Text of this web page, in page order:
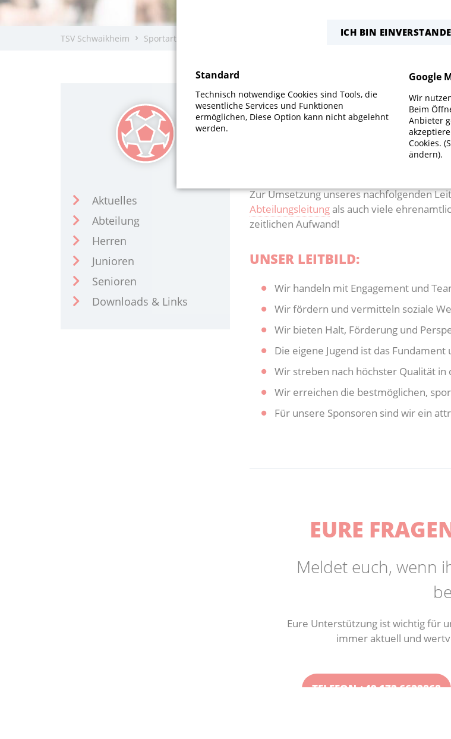
TSV Schwaikheim Sportarten
Aktuelles
Abteilung
Herren
Junioren
Senioren
Downloads & Links
Wir, die Fußballabteilung des TSV
Möglichkeit ihrem Hobby Fußball
Zur Umsetzung unseres nachfolgenden
Abteilungsleitungals auch viele
zeitlichen Aufwand!
UNSER LEITBILD:
Wir handeln mit Engagement und
Wir fördern und vermitteln soziale
Wir bieten Halt, Förderung und
Die eigene Jugend ist das Fundament
Wir streben nach höchster Qualität
Wir erreichen die bestmöglichen,
Für unsere Sponsoren sind wir ein
EURE
Meldet euch, wenn
Eure Unterstützung ist wichtig für
immer aktuell und
TELEFON +49 172 6622868
ICH BIN
Standard
Technisch notwendige Cookies sind Tools, die
wesentliche Services und Funktionen
ermöglichen, Diese Option kann nicht abgelehnt
werden.
Google
Wir
Beim
Anbieter
Cookies.
ändern).